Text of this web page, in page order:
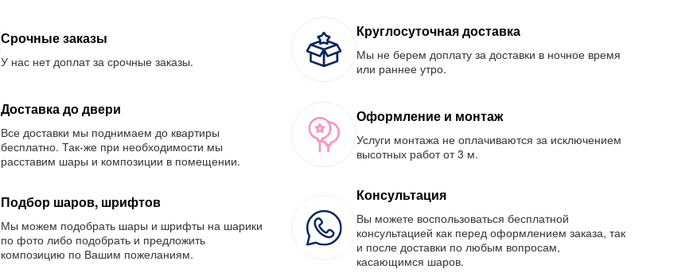
Срочные заказы
У нас нет доплат за срочные заказы.
Круглосуточная доставка
Мы не берем доплату за доставки в ночное время
или раннее утро.
Доставка до двери
Все доставки мы поднимаем до квартиры
бесплатно. Так-же при необходимости мы
расставим шары и композиции в помещении.
Оформление и монтаж
Услуги монтажа не оплачиваются за исключением
высотных работ от 3 м.
Подбор шаров, шрифтов
Мы можем подобрать шары и шрифты на шарики
по фото либо подобрать и предложить
композицию по Вашим пожеланиям.
Консультация
Вы можете воспользоваться бесплатной
консультацией как перед оформлением заказа, так
и после доставки по любым вопросам,
касающимся шаров.